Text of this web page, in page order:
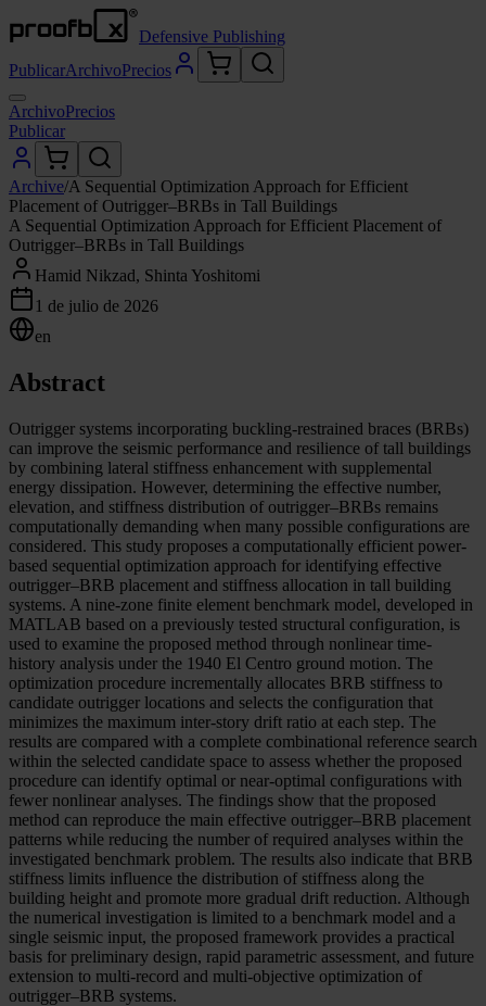
Defensive Publishing
PublicarArchivoPrecios
ArchivoPrecios
Publicar
Archive/A Sequential Optimization Approach for Efficient
Placement of Outrigger–BRBs in Tall Buildings
A Sequential Optimization Approach for Efficient Placement of
Outrigger–BRBs in Tall Buildings
Hamid Nikzad, Shinta Yoshitomi
1 de julio de 2026
en
Abstract
Outrigger systems incorporating buckling-restrained braces (BRBs)
can improve the seismic performance and resilience of tall buildings
by combining lateral stiffness enhancement with supplemental
energy dissipation. However, determining the effective number,
elevation, and stiffness distribution of outrigger–BRBs remains
computationally demanding when many possible configurations are
considered. This study proposes a computationally efficient power-
based sequential optimization approach for identifying effective
outrigger–BRB placement and stiffness allocation in tall building
systems. A nine-zone finite element benchmark model, developed in
MATLAB based on a previously tested structural configuration, is
used to examine the proposed method through nonlinear time-
history analysis under the 1940 El Centro ground motion. The
optimization procedure incrementally allocates BRB stiffness to
candidate outrigger locations and selects the configuration that
minimizes the maximum inter-story drift ratio at each step. The
results are compared with a complete combinational reference search
within the selected candidate space to assess whether the proposed
procedure can identify optimal or near-optimal configurations with
fewer nonlinear analyses. The findings show that the proposed
method can reproduce the main effective outrigger–BRB placement
patterns while reducing the number of required analyses within the
investigated benchmark problem. The results also indicate that BRB
stiffness limits influence the distribution of stiffness along the
building height and promote more gradual drift reduction. Although
the numerical investigation is limited to a benchmark model and a
single seismic input, the proposed framework provides a practical
basis for preliminary design, rapid parametric assessment, and future
extension to multi-record and multi-objective optimization of
outrigger–BRB systems.